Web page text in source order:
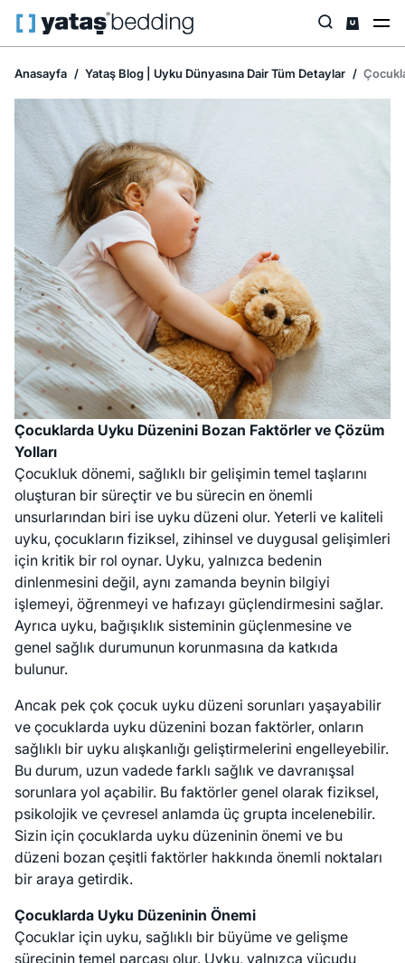
Anasayfa Yataş Blog | Uyku Dünyasına Dair Tüm Detaylar
Çocuklarda Uyku Düzenini Bozan Faktörler ve Çözüm
Yolları
Çocukluk dönemi, sağlıklı bir gelişimin temel taşlarını
oluşturan bir süreçtir ve bu sürecin en önemli
unsurlarından biri ise uyku düzeni olur. Yeterli ve kaliteli
uyku, çocukların fiziksel, zihinsel ve duygusal gelişimleri
için kritik bir rol oynar. Uyku, yalnızca bedenin
dinlenmesini değil, aynı zamanda beynin bilgiyi
işlemeyi, öğrenmeyi ve hafızayı güçlendirmesini sağlar.
Ayrıca uyku, bağışıklık sisteminin güçlenmesine ve
genel sağlık durumunun korunmasına da katkıda
bulunur.
Ancak pek çok çocuk uyku düzeni sorunları yaşayabilir
ve çocuklarda uyku düzenini bozan faktörler, onların
sağlıklı bir uyku alışkanlığı geliştirmelerini engelleyebilir.
Bu durum, uzun vadede farklı sağlık ve davranışsal
sorunlara yol açabilir. Bu faktörler genel olarak fiziksel,
psikolojik ve çevresel anlamda üç grupta incelenebilir.
Sizin için çocuklarda uyku düzeninin önemi ve bu
düzeni bozan çeşitli faktörler hakkında önemli noktaları
bir araya getirdik.
Çocuklarda Uyku Düzeninin Önemi
Çocuklar için uyku, sağlıklı bir büyüme ve gelişme
sürecinin temel parçası olur. Uyku, yalnızca vücudu